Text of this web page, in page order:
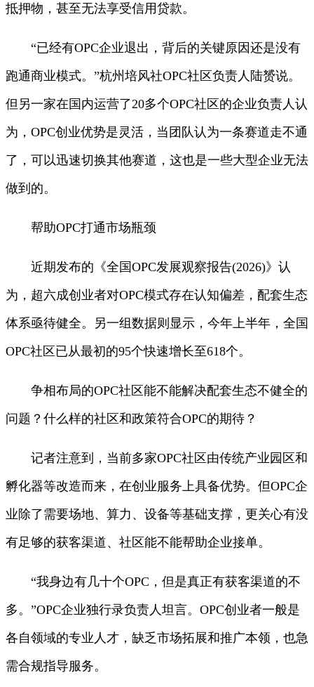
抵押物，甚至无法享受信用贷款。
“已经有OPC企业退出，背后的关键原因还是没有
跑通商业模式。”杭州培风社OPC社区负责人陆赟说。
但另一家在国内运营了20多个OPC社区的企业负责人认
为，OPC创业优势是灵活，当团队认为一条赛道走不通
了，可以迅速切换其他赛道，这也是一些大型企业无法
做到的。
帮助OPC打通市场瓶颈
近期发布的《全国OPC发展观察报告(2026)》认
为，超六成创业者对OPC模式存在认知偏差，配套生态
体系亟待健全。另一组数据则显示，今年上半年，全国
OPC社区已从最初的95个快速增长至618个。
争相布局的OPC社区能不能解决配套生态不健全的
问题？什么样的社区和政策符合OPC的期待？
记者注意到，当前多家OPC社区由传统产业园区和
孵化器等改造而来，在创业服务上具备优势。但OPC企
业除了需要场地、算力、设备等基础支撑，更关心有没
有足够的获客渠道、社区能不能帮助企业接单。
“我身边有几十个OPC，但是真正有获客渠道的不
多。”OPC企业独行录负责人坦言。OPC创业者一般是
各自领域的专业人才，缺乏市场拓展和推广本领，也急
需合规指导服务。